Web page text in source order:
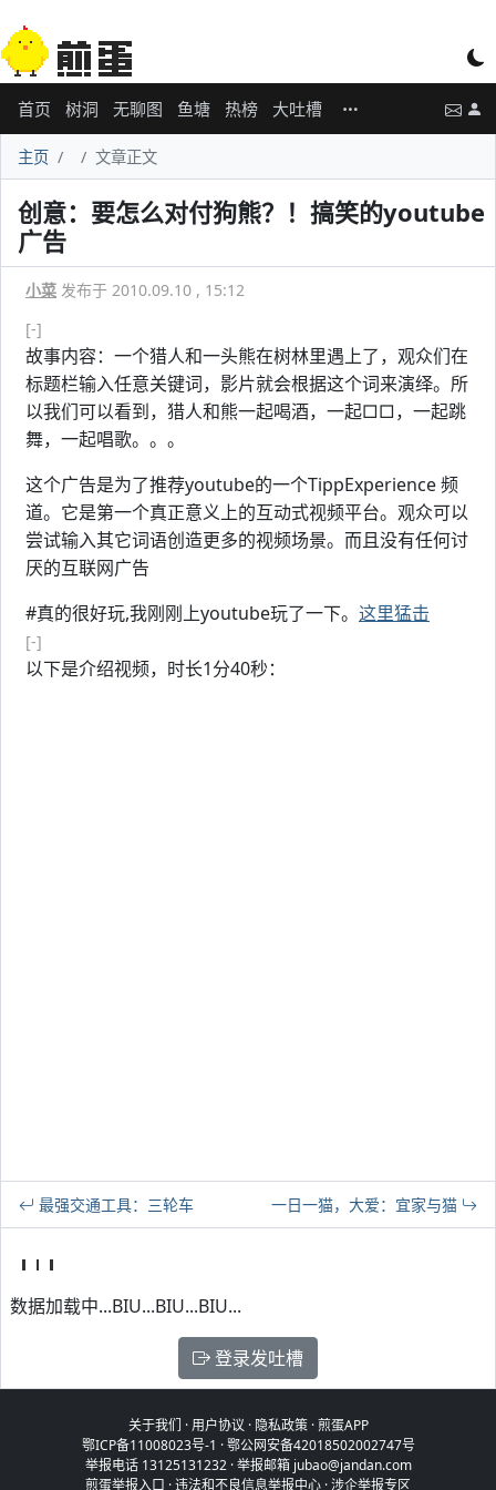
首页 树洞 无聊图 鱼塘 热榜 大吐槽
主页 文章正文
创意：要怎么对付狗熊？！搞笑的youtube
广告
小菜 发布于 2010.09.10 , 15:12
[-]
故事内容：一个猎人和一头熊在树林里遇上了，观众们在
标题栏输入任意关键词，影片就会根据这个词来演绎。所
以我们可以看到，猎人和熊一起喝酒，一起□□，一起跳
舞，一起唱歌。。。
这个广告是为了推荐youtube的一个TippExperience 频
道。它是第一个真正意义上的互动式视频平台。观众可以
尝试输入其它词语创造更多的视频场景。而且没有任何讨
厌的互联网广告
#真的很好玩,我刚刚上youtube玩了一下。 这里猛击
[-]
以下是介绍视频，时长1分40秒：
最强交通工具：三轮车 一日一猫，大爱：宜家与猫
数据加载中...BIU...BIU...BIU...
登录发吐槽
关于我们 ·用户协议 · 隐私政策·煎蛋APP
鄂ICP备11008023号-1 ·鄂公网安备42018502002747号
举报电话 13125131232 · 举报邮箱 jubao@jandan.com
煎蛋举报入口 ·违法和不良信息举报中心 ·涉企举报专区